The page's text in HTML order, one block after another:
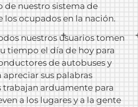
nuestro sistema de
los ocupados en la nación.
nuestros usuarios tomen
tiempo el día de hoy para
de autobuses y
apreciar sus palabras
trabajan arduamente para
a los lugares y a la gente